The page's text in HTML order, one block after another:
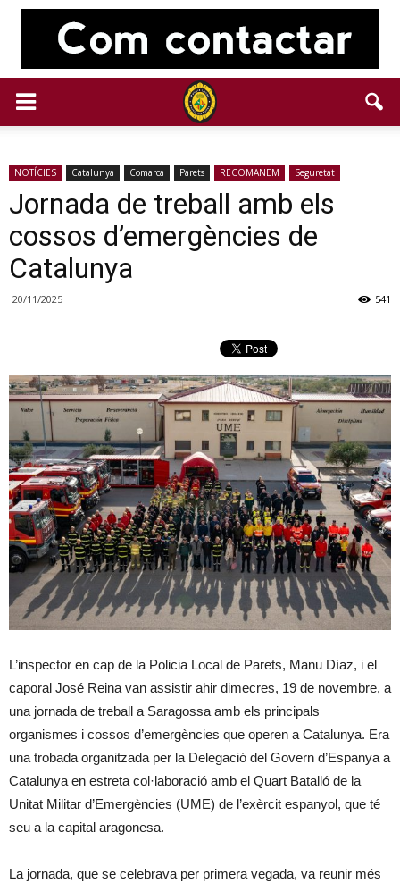
NOTÍCIES Catalunya Comarca Parets RECOMANEM Seguretat
Jornada de treball amb els
cossos d’emergències de
Catalunya
20/11/2025 541
L’inspector en cap de la Policia Local de Parets, Manu Díaz, i el
caporal José Reina van assistir ahir dimecres, 19 de novembre, a
una jornada de treball a Saragossa amb els principals
organismes i cossos d’emergències que operen a Catalunya. Era
una trobada organitzada per la Delegació del Govern d’Espanya a
Catalunya en estreta col·laboració amb el Quart Batalló de la
Unitat Militar d’Emergències (UME) de l’exèrcit espanyol, que té
seu a la capital aragonesa.
La jornada, que se celebrava per primera vegada, va reunir més